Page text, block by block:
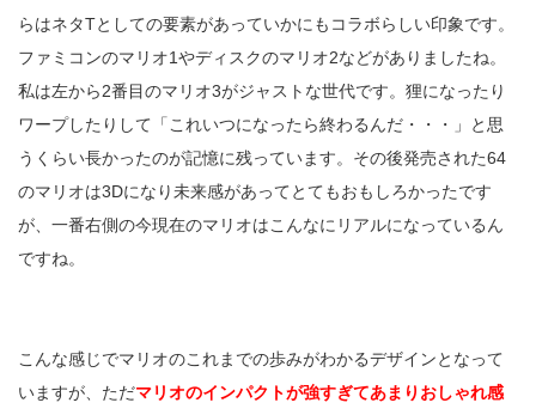
らはネタTとしての要素があっていかにもコラボらしい印象です。
ファミコンのマリオ1やディスクのマリオ2などがありましたね。
私は左から2番目のマリオ3がジャストな世代です。狸になったり
ワープしたりして「これいつになったら終わるんだ・・・」と思
うくらい長かったのが記憶に残っています。その後発売された64
のマリオは3Dになり未来感があってとてもおもしろかったです
が、一番右側の今現在のマリオはこんなにリアルになっているん
ですね。
こんな感じでマリオのこれまでの歩みがわかるデザインとなって
いますが、ただマリオのインパクトが強すぎてあまりおしゃれ感